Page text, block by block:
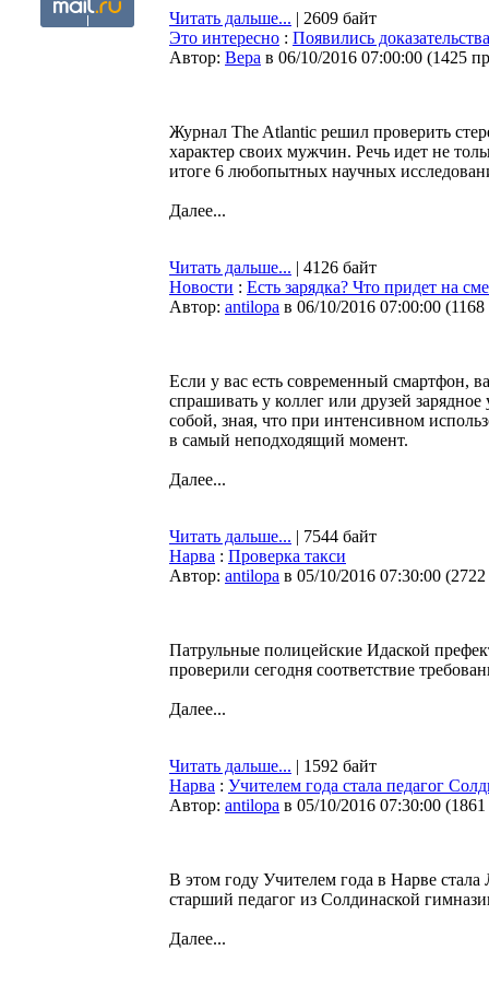
Читать дальше... | 2609 байт
Это интересно : Появились
Автор: Bepa в 06/10/2016 07:00:00 (1425
Журнал The Atlantic решил проверить
характер своих мужчин. Речь идет не
итоге 6 любопытных научных
Далее...
Читать дальше... | 4126 байт
Новости : Есть зарядка? Что придет на
Автор: antilopa в 06/10/2016 07:00:00 (
Если у вас есть современный смартфон,
спрашивать у коллег или друзей
собой, зная, что при интенсивном
в самый неподходящий момент.
Далее...
Читать дальше... | 7544 байт
Нарва : Проверка такси
Автор: antilopa в 05/10/2016 07:30:00 (
Патрульные полицейские Идаской
проверили сегодня соответствие
Далее...
Читать дальше... | 1592 байт
Нарва : Учителем года стала педагог
Автор: antilopa в 05/10/2016 07:30:00 (
В этом году Учителем года в Нарве
старший педагог из Солдинаской
Далее...